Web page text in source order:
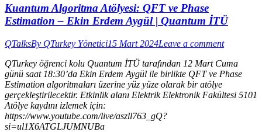
Kuantum Algoritma Atölyesi: QFT ve Phase
Estimation – Ekin Erdem Aygül | Quantum İTÜ
QTalksBy QTurkey Yönetici15 Mart 2024Leave a comment
QTurkey öğrenci kolu Quantum İTÜ tarafından 12 Mart Cuma
günü saat 18:30’da Ekin Erdem Aygül ile birlikte QFT ve Phase
Estimation algoritmaları üzerine yüz yüze olarak bir atölye
gerçekleştirilecektir. Etkinlik alanı Elektrik Elektronik Fakültesi 5101
Atölye kaydını izlemek için:
https://www.youtube.com/live/aszll763_gQ?
si=ul1X6ATGLJUMNUBa